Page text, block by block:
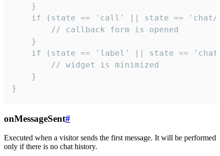
    }
if (state == 'call' || state ==
        // callback form is opened
    }
if (state == 'label' || state ==
        // widget is minimized
    }
}
onMessageSent#
Executed when a visitor sends the first message. It will be performed
only if there is no chat history.